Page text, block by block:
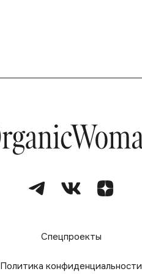
Спецпроекты
Политика конфиденциальности